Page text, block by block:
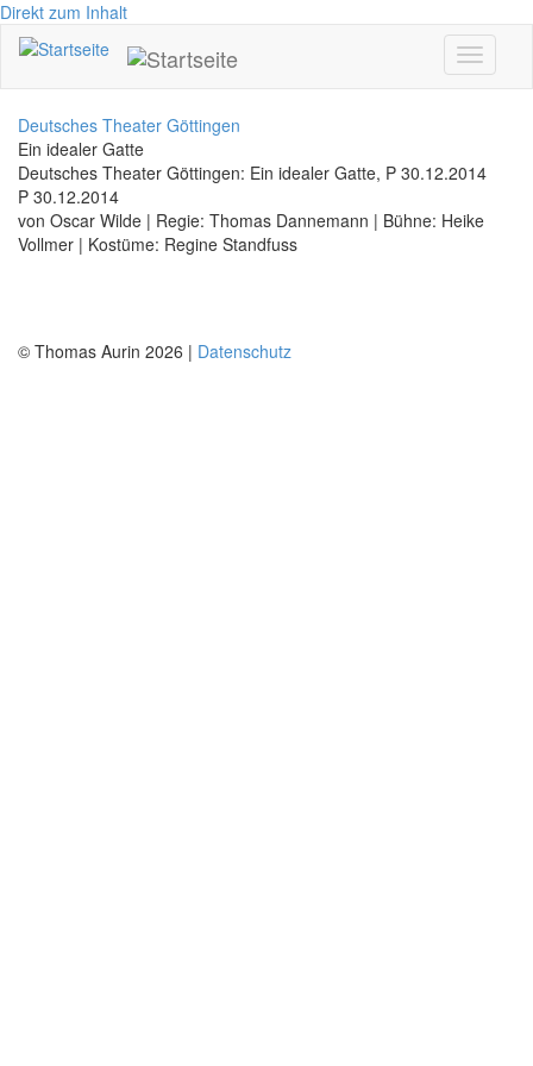
Direkt zum Inhalt
Toggle
Deutsches Theater Göttingen
Ein idealer Gatte
Deutsches Theater Göttingen: Ein idealer Gatte, P 30.12.2014
P 30.12.2014
von Oscar Wilde | Regie: Thomas Dannemann | Bühne: Heike
Vollmer | Kostüme: Regine Standfuss
© Thomas Aurin 2026 | Datenschutz